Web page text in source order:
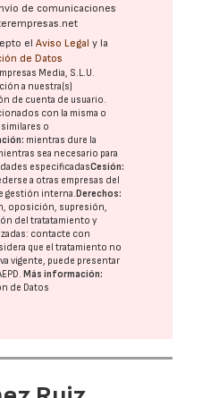
de comunicaciones
elAviso Legal y la
de Datos
Media, S.L.U.
a nuestra(s)
de cuenta de usuario.
con la misma o
o
mientras dure la
sea necesario para
especificadasCesión:
a otras empresas del
gestión interna.Derechos:
oposición, supresión,
del tratatamiento y
contacte con
que el tratamiento no
vigente, puede presentar
.Más información:
de Datos